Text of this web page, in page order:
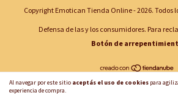
Al navegar por este sitio aceptás el uso de cookies para
experiencia de compra.
Copyright Emotican Tienda Online - 2026. Todos
Defensa de las y los consumidores. Para
Botón de